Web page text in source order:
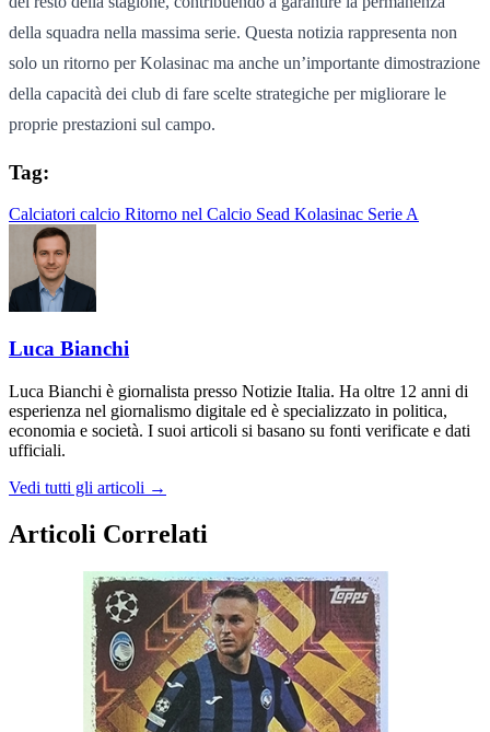
della squadra nella massima serie. Questa notizia rappresenta non
solo un ritorno per Kolasinac ma anche un’importante dimostrazione
della capacità dei club di fare scelte strategiche per migliorare le
proprie prestazioni sul campo.
Tag:
Calciatori calcio Ritorno nel Calcio Sead Kolasinac Serie A
Luca Bianchi
Luca Bianchi è giornalista presso Notizie Italia. Ha oltre 12 anni di
esperienza nel giornalismo digitale ed è specializzato in politica,
economia e società. I suoi articoli si basano su fonti verificate e dati
ufficiali.
Vedi tutti gli articoli →
Articoli Correlati